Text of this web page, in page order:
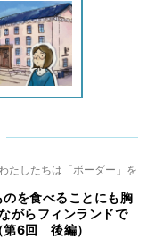
したちは「ボーダー」を
を食べることにも胸
がらフィンランドで
第6回 後編）